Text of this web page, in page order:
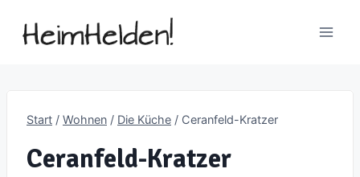
Inhalt
Start / Wohnen / Die Küche / Ceranfeld-Kratzer
Ceranfeld-Kratzer